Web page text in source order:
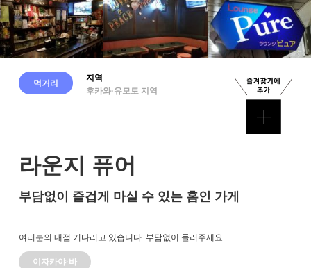
먹거리
지역
후카와·유모토 지역
라운지 퓨어
부담없이 즐겁게 마실 수 있는 홈인 가게
여러분의 내점 기다리고 있습니다. 부담없이 들러주세요.
이자카야·바